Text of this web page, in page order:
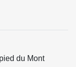
du Mont